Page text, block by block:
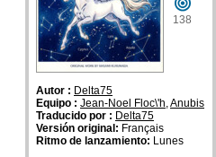
138
Autor : Delta75
Equipo : Jean-Noel Floc\'h,Anubis
Traducido por : Delta75
Versión original: Français
Ritmo de lanzamiento: Lunes